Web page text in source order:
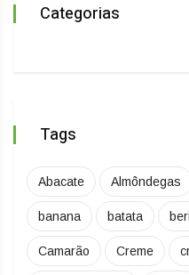
Categorias
Tags
Abacate Almôndegas
banana batata
Camarão Creme